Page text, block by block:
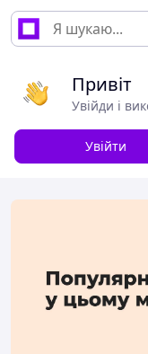
Привіт
Увійди і
Увійти